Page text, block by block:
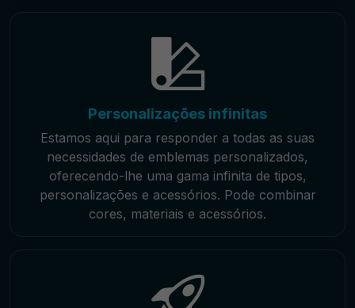
Personalizações infinitas
Estamos aqui para responder a todas as suas
necessidades de emblemas personalizados,
oferecendo-lhe uma gama infinita de tipos,
personalizações e acessórios. Pode combinar
cores, materiais e acessórios.